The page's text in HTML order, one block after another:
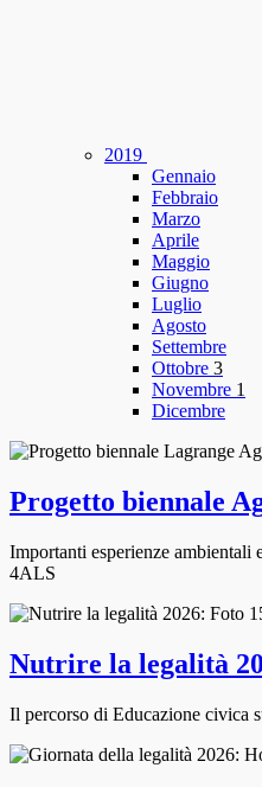
2019
Gennaio
Febbraio
Marzo
Aprile
Maggio
Giugno
Luglio
Agosto
Settembre
Ottobre 3
Novembre 1
Dicembre
Progetto biennale
Importanti esperienze
4ALS
Nutrire la legalità
Il percorso di Educazione civica